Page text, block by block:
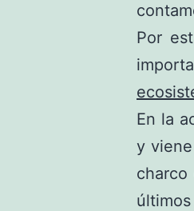
Por
En la
y